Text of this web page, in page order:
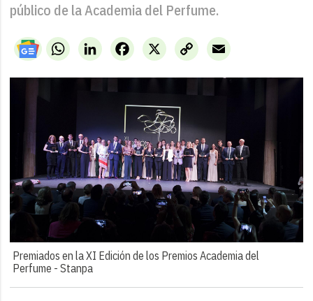
público de la Academia del Perfume.
WhatsAppLinkedIn X
Facebook
Copy
Link
Email
Premiados en la XI Edición de los Premios Academia del
Perfume -Stanpa